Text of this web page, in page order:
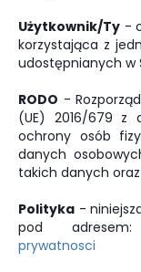
Użytkownik/Ty -
korzystająca z
udostępnianych w
RODO -
(UE) 2016/679 z
ochrony osób
danych
takich danych
Polityka -
pod
prywatnosci